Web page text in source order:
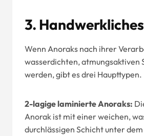
3.
Wenn Anoraks nach ihrer
wasserdichten,
werden, gibt es drei Haupttypen.
2-lagige laminierte Anoraks:
Anorak ist mit einer weichen,
durchlässigen Schicht unter